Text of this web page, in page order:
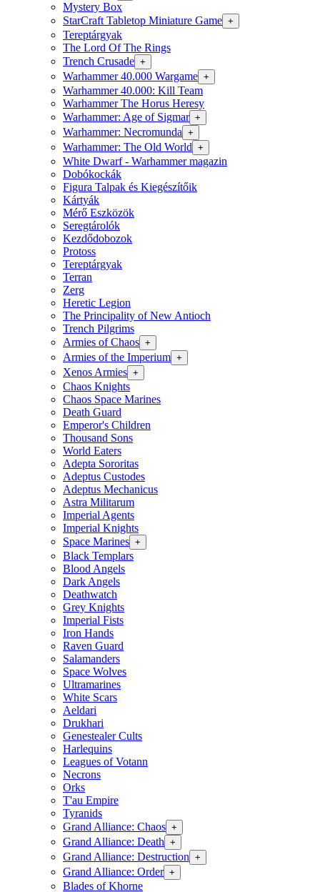
Mystery Box
StarCraft Tabletop Miniature Game +
Tereptárgyak
The Lord Of The Rings
Trench Crusade +
Warhammer 40.000 Wargame +
Warhammer 40.000: Kill Team
Warhammer The Horus Heresy
Warhammer: Age of Sigmar +
Warhammer: Necromunda +
Warhammer: The Old World +
White Dwarf - Warhammer magazin
Dobókockák
Figura Talpak és Kiegészítőik
Kártyák
Mérő Eszközök
Seregtárolók
Kezdődobozok
Protoss
Tereptárgyak
Terran
Zerg
Heretic Legion
The Principality of New Antioch
Trench Pilgrims
Armies of Chaos +
Armies of the Imperium +
Xenos Armies +
Chaos Knights
Chaos Space Marines
Death Guard
Emperor's Children
Thousand Sons
World Eaters
Adepta Sororitas
Adeptus Custodes
Adeptus Mechanicus
Astra Militarum
Imperial Agents
Imperial Knights
Space Marines +
Black Templars
Blood Angels
Dark Angels
Deathwatch
Grey Knights
Imperial Fists
Iron Hands
Raven Guard
Salamanders
Space Wolves
Ultramarines
White Scars
Aeldari
Drukhari
Genestealer Cults
Harlequins
Leagues of Votann
Necrons
Orks
T'au Empire
Tyranids
Grand Alliance: Chaos +
Grand Alliance: Death +
Grand Alliance: Destruction +
Grand Alliance: Order +
Blades of Khorne